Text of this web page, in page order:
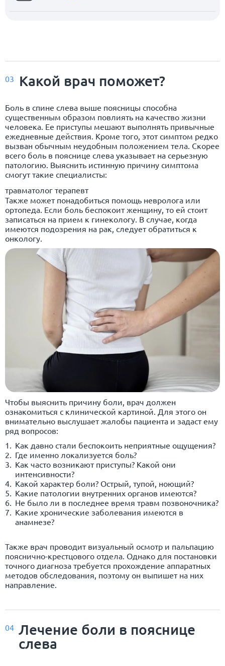
03 Какой врач поможет?
Боль в спине слева выше поясницы способна
существенным образом повлиять на качество жизни
человека. Ее приступы мешают выполнять привычные
ежедневные действия. Кроме того, этот симптом редко
вызван обычным неудобным положением тела. Скорее
всего боль в пояснице слева указывает на серьезную
патологию. Выяснить истинную причину симптома
смогут такие специалисты:
травматолог терапевт
Также может понадобиться помощь невролога или
ортопеда. Если боль беспокоит женщину, то ей стоит
записаться на прием к гинекологу. В случае, когда
имеются подозрения на рак, следует обратиться к
онкологу.
Чтобы выяснить причину боли, врач должен
ознакомиться с клинической картиной. Для этого он
внимательно выслушает жалобы пациента и задаст ему
ряд вопросов:
Как давно стали беспокоить неприятные ощущения?
Где именно локализуется боль?
Как часто возникают приступы? Какой они
интенсивности?
Какой характер боли? Острый, тупой, ноющий?
Какие патологии внутренних органов имеются?
Не было ли в последнее время травм позвоночника?
Какие хронические заболевания имеются в
анамнезе?
Также врач проводит визуальный осмотр и пальпацию
пояснично-крестцового отдела. Однако для постановки
точного диагноза требуется прохождение аппаратных
методов обследования, поэтому он выпишет на них
направление.
04 Лечение боли в пояснице
слева